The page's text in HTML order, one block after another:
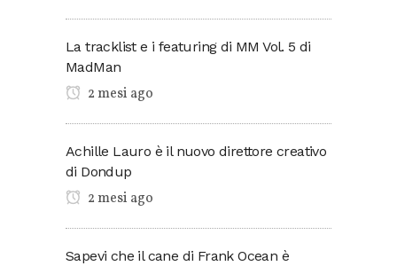
La tracklist e i featuring di MM Vol. 5 di
MadMan
2 mesi ago
Achille Lauro è il nuovo direttore creativo
di Dondup
2 mesi ago
Sapevi che il cane di Frank Ocean è